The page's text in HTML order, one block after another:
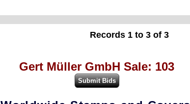
Records 1 to 3 of 3
Gert Müller GmbH Sale: 103